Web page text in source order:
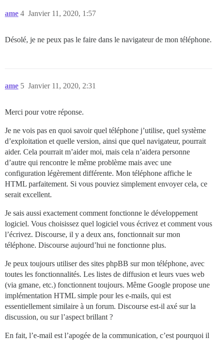
ame Janvier 11, 2020, 1:57
4
Désolé, je ne peux pas le faire dans le navigateur de mon téléphone.
ame Janvier 11, 2020, 2:31
5
Merci pour votre réponse.
Je ne vois pas en quoi savoir quel téléphone j’utilise, quel système
d’exploitation et quelle version, ainsi que quel navigateur, pourrait
aider. Cela pourrait m’aider moi, mais cela n’aidera personne
d’autre qui rencontre le même problème mais avec une
configuration légèrement différente. Mon téléphone affiche le
HTML parfaitement. Si vous pouviez simplement envoyer cela, ce
serait excellent.
Je sais aussi exactement comment fonctionne le développement
logiciel. Vous choisissez quel logiciel vous écrivez et comment vous
l’écrivez. Discourse, il y a deux ans, fonctionnait sur mon
téléphone. Discourse aujourd’hui ne fonctionne plus.
Je peux toujours utiliser des sites phpBB sur mon téléphone, avec
toutes les fonctionnalités. Les listes de diffusion et leurs vues web
(via gmane, etc.) fonctionnent toujours. Même Google propose une
implémentation HTML simple pour les e-mails, qui est
essentiellement similaire à un forum. Discourse est-il axé sur la
discussion, ou sur l’aspect brillant ?
En fait, l’e-mail est l’apogée de la communication, c’est pourquoi il